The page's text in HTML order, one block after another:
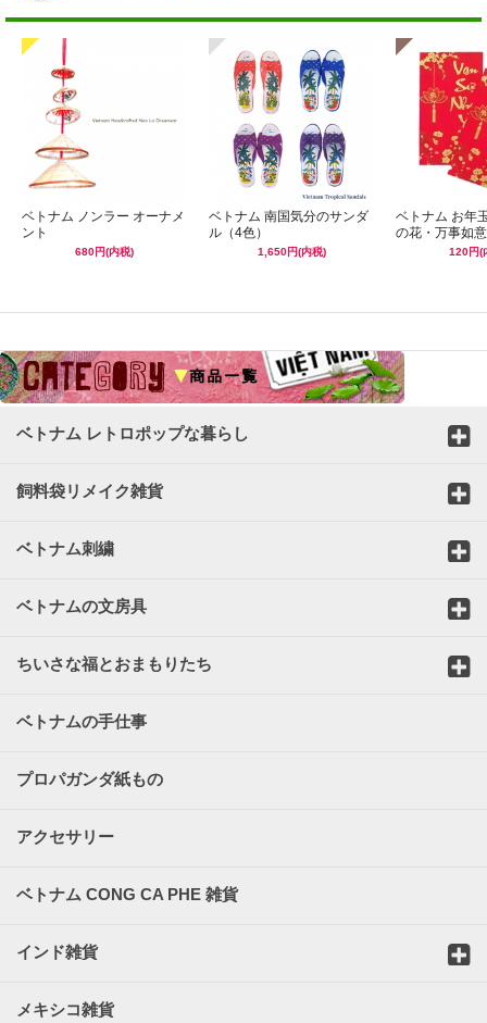
ベトナム ノンラー オーナメ
ント
680円(内税)
ベトナム 南国気分のサンダ
ル（4色）
1,650円(内税)
ベトナム お年
の花・万事如意
120円(
ベトナム レトロポップな暮らし
飼料袋リメイク雑貨
ベトナム刺繍
ベトナムの文房具
ちいさな福とおまもりたち
ベトナムの手仕事
プロパガンダ紙もの
アクセサリー
ベトナム CONG CA PHE 雑貨
インド雑貨
メキシコ雑貨